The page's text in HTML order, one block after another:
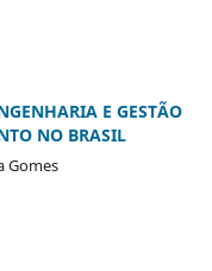
E GESTÃO
NO BRASIL
Gomes